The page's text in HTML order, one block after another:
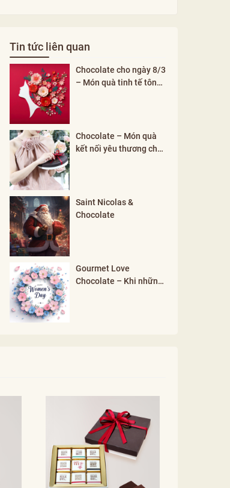
Tin tức liên quan
Chocolate cho ngày 8/3
– Món quà tinh tế tôn
Chocolate – Món quà
kết nối yêu thương cho
Saint Nicolas &
Chocolate
Gourmet Love
Chocolate – Khi những